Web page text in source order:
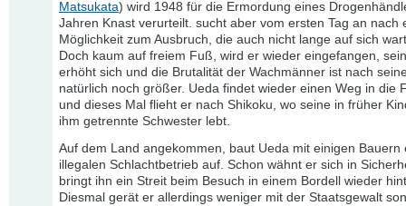
Matsukata) wird 1948 für die Ermordung eines
Jahren Knast verurteilt. sucht aber vom ersten Tag an nach
Möglichkeit zum Ausbruch, die auch nicht lange auf sich
Doch kaum auf freiem Fuß, wird er wieder eingefangen,
erhöht sich und die Brutalität der Wachmänner ist nach
natürlich noch größer. Ueda findet wieder einen Weg in die
und dieses Mal flieht er nach Shikoku, wo seine in früher
ihm getrennte Schwester lebt.
Auf dem Land angekommen, baut Ueda mit einigen Bauern
illegalen Schlachtbetrieb auf. Schon wähnt er sich in
bringt ihn ein Streit beim Besuch in einem Bordell wieder
Diesmal gerät er allerdings weniger mit der Staatsgewalt